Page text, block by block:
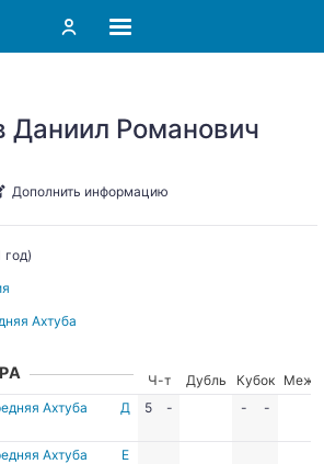
Даниил Романович
Дополнить информацию
год)
Ахтуба
Ч-т Дубль Кубок
Межд.
Ахтуба Д 5 - - -
Ахтуба Е